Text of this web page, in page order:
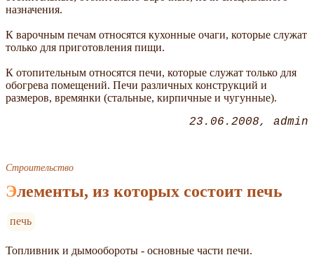
назначения.
К варочным печам относятся кухонные очаги, которые служат
только для приготовления пищи.
К отопительным относятся печи, которые служат только для
обогрева помещений. Печи различных конструкций и
размеров, времянки (стальные, кирпичные и чугунные).
23.06.2008 admin
Строительство
Элементы, из которых состоит печь
печь
Топливник и дымообороты - основные части печи.